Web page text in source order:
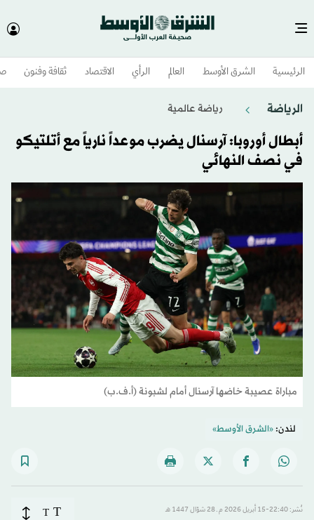
الرئيسية الشرق الأوسط​ العالم الرأي الاقتصاد ثقافة وفنون
الرياضة رياضة عالمية
أبطال أوروبا: آرسنال يضرب موعداً نارياً مع أتلتيكو
في نصف النهائي
مباراة عصيبة خاضها آرسنال أمام لشبونة (أ.ف.ب)
لندن:«الشرق الأوسط»
نُشر: 22:40-15 أبريل 2026 م ـ 28 شوّال 1447 هـ T
T